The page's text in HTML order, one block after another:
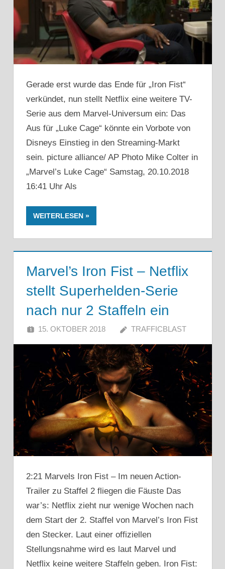
Gerade erst wurde das Ende für „Iron Fist“
verkündet, nun stellt Netflix eine weitere TV-
Serie aus dem Marvel-Universum ein: Das
Aus für „Luke Cage“ könnte ein Vorbote von
Disneys Einstieg in den Streaming-Markt
sein. picture alliance/ AP Photo Mike Colter in
„Marvel’s Luke Cage“ Samstag, 20.10.2018
16:41 Uhr Als
WEITERLESEN
Marvel’s Iron Fist – Netflix
stellt Superhelden-Serie
nach nur 2 Staffeln ein
15. OKTOBER 2018 TRAFFICBLAST
2:21 Marvels Iron Fist – Im neuen Action-
Trailer zu Staffel 2 fliegen die Fäuste Das
war’s: Netflix zieht nur wenige Wochen nach
dem Start der 2. Staffel von Marvel’s Iron Fist
den Stecker. Laut einer offiziellen
Stellungsnahme wird es laut Marvel und
Netflix keine weitere Staffeln geben. Iron Fist: